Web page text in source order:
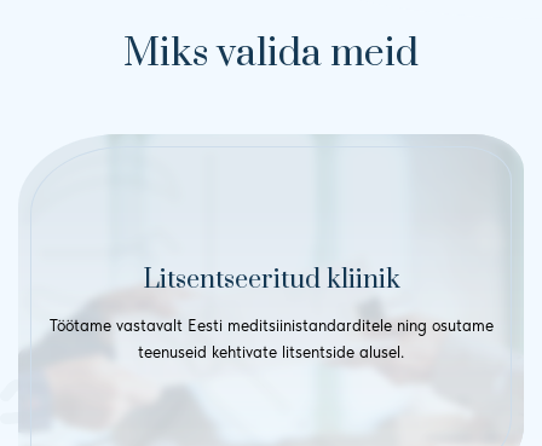
Miks valida meid
Litsentseeritud kliinik
Töötame vastavalt Eesti meditsiinistandarditele ning osutame
teenuseid kehtivate litsentside alusel.